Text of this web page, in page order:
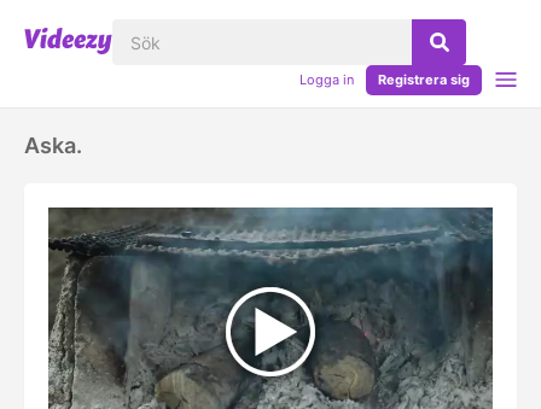
Logga in Registrera sig
Aska.